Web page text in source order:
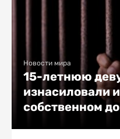
Новости мира
15-летнюю
изнасиловали
собственном